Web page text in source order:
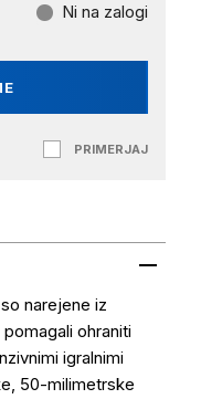
Ni na zalogi
PRIMERJAJ
narejene iz
ohraniti
igralnimi
50-milimetrske